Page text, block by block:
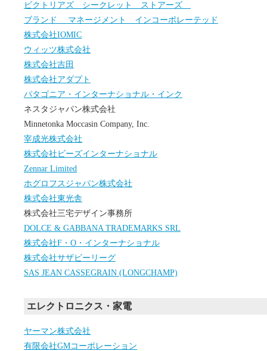
ビクトリアズ シークレット ストアーズ
ブランド マネージメント インコーポレーテッド
株式会社IOMIC
ウィッツ株式会社
株式会社吉田
株式会社アダプト
パタゴニア・インターナショナル・インク
ネスタジャパン株式会社
Minnetonka Moccasin Company, Inc.
宰成光株式会社
株式会社ビーズインターナショナル
Zennar Limited
ホグロフスジャパン株式会社
株式会社東光舎
株式会社三宅デザイン事務所
DOLCE & GABBANA TRADEMARKS SRL
株式会社F・O・インターナショナル
株式会社サザビーリーグ
SAS JEAN CASSEGRAIN (LONGCHAMP)
エレクトロニクス・家電
ヤーマン株式会社
有限会社GMコーポレーション